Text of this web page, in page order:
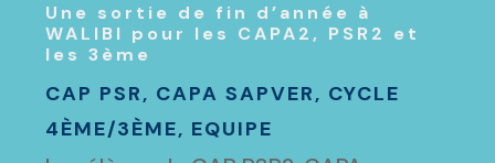
Une sortie de fin d’année à
WALIBI pour les CAPA2, PSR2 et
les 3ème
CAP PSR, CAPA SAPVER, CYCLE
4ÈME/3ÈME, EQUIPE